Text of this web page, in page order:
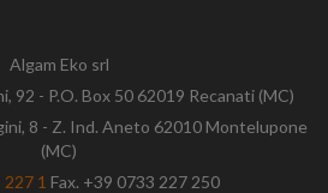
Algam Eko srl
92 - P.O. Box 50 62019 Recanati (MC)
8 - Z. Ind. Aneto 62010 Montelupone
(MC)
1 Fax. +39 0733 227 250